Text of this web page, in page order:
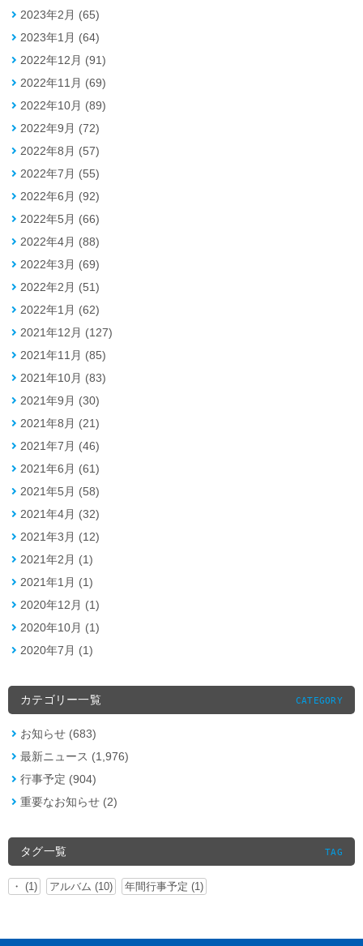
2023年2月 (65)
2023年1月 (64)
2022年12月 (91)
2022年11月 (69)
2022年10月 (89)
2022年9月 (72)
2022年8月 (57)
2022年7月 (55)
2022年6月 (92)
2022年5月 (66)
2022年4月 (88)
2022年3月 (69)
2022年2月 (51)
2022年1月 (62)
2021年12月 (127)
2021年11月 (85)
2021年10月 (83)
2021年9月 (30)
2021年8月 (21)
2021年7月 (46)
2021年6月 (61)
2021年5月 (58)
2021年4月 (32)
2021年3月 (12)
2021年2月 (1)
2021年1月 (1)
2020年12月 (1)
2020年10月 (1)
2020年7月 (1)
カテゴリー一覧 CATEGORY
お知らせ (683)
最新ニュース (1,976)
行事予定 (904)
重要なお知らせ (2)
タグ一覧 TAG
・ (1) アルバム (10) 年間行事予定 (1)